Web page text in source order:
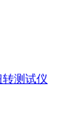
转测试仪